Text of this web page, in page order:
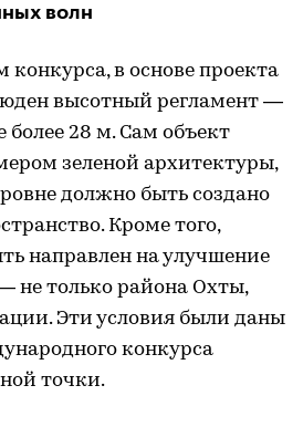
волн
конкурса, в основе проекта
высотный регламент —
более 28 м. Сам объект
зеленой архитектуры,
должно быть создано
Кроме того,
направлен на улучшение
не только района Охты,
Эти условия были даны
конкурса
точки.